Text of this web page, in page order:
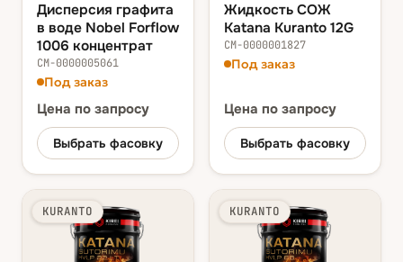
Дисперсия графита
в воде Nobel Forflow
1006 концентрат
СМ-0000005061
Под заказ
Цена по запросу
Выбрать фасовку
Жидкость СОЖ
Katana Kuranto 12G
СМ-0000001827
Под заказ
Цена по запросу
Выбрать фасовку
KURANTO KURANTO